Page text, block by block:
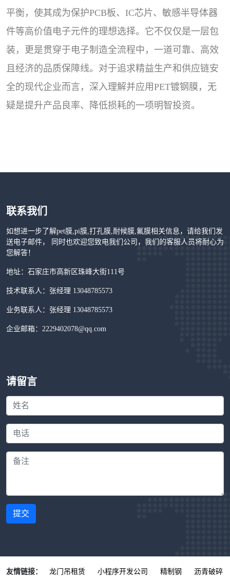
平衡，使其成为保护PCB板、IC芯片、敏感半导体器
件等高价值电子元件的理想选择。它不仅仅是一层包
装，更是贯穿于电子制造全流程中，一道可靠、高效
且经济的品质保障线。对于追求精益生产和供应链安
全的现代企业而言，深入理解并应用PET镀钢膜，无
疑是提升产品良率、降低损耗的一项明智投资。
联系我们
如想进一步了解pet膜,pi膜,打孔膜,耐候膜,氟膜相关信息，请给我们发
送电子邮件， 同时也欢迎您致电我们公司，我们的客服人员将耐心为
您解答！
地址：石家庄市高新区珠峰大街111号
技术联系人：张经理 13048785573
业务联系人：张经理 13048785573
企业邮箱：2229402078@qq.com
请留言
提交
友情链接： 龙门吊租赁 小程序开发公司 精制钢 沥青破碎